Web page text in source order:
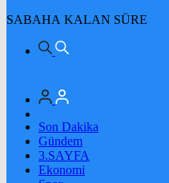
SABAHA KALAN SÜRE
Son Dakika
Gündem
3.SAYFA
Ekonomi